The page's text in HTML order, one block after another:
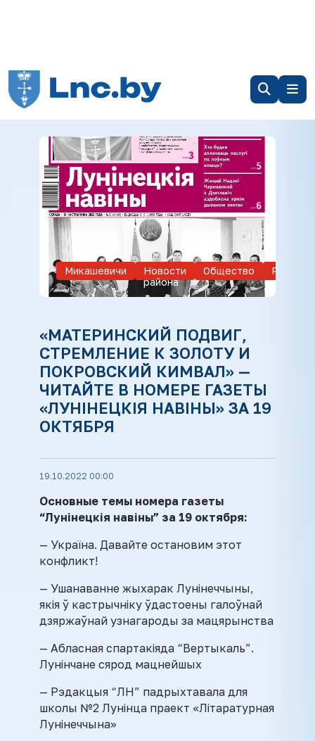
Микашевичи
Новости
района
Общество Реклама
«МАТЕРИНСКИЙ ПОДВИГ,
СТРЕМЛЕНИЕ К ЗОЛОТУ И
ПОКРОВСКИЙ КИМВАЛ» —
ЧИТАЙТЕ В НОМЕРЕ ГАЗЕТЫ
«ЛУНІНЕЦКІЯ НАВІНЫ» ЗА 19
ОКТЯБРЯ
19.10.2022 00:00
Основные темы номера газеты
“Лунінецкія навіны” за 19 октября:
— Україна. Давайте остановим этот
конфликт!
— Ушанаванне жыхарак Лунінеччыны,
якія ў кастрычніку ўдастоены галоўнай
дзяржаўнай узнагароды за мацярынства
— Абласная спартакіяда “Вертыкаль”.
Лунінчане сярод мацнейшых
— Рэдакцыя “ЛН” падрыхтавала для
школы №2 Лунінца праект «Літаратурная
Лунінеччына»